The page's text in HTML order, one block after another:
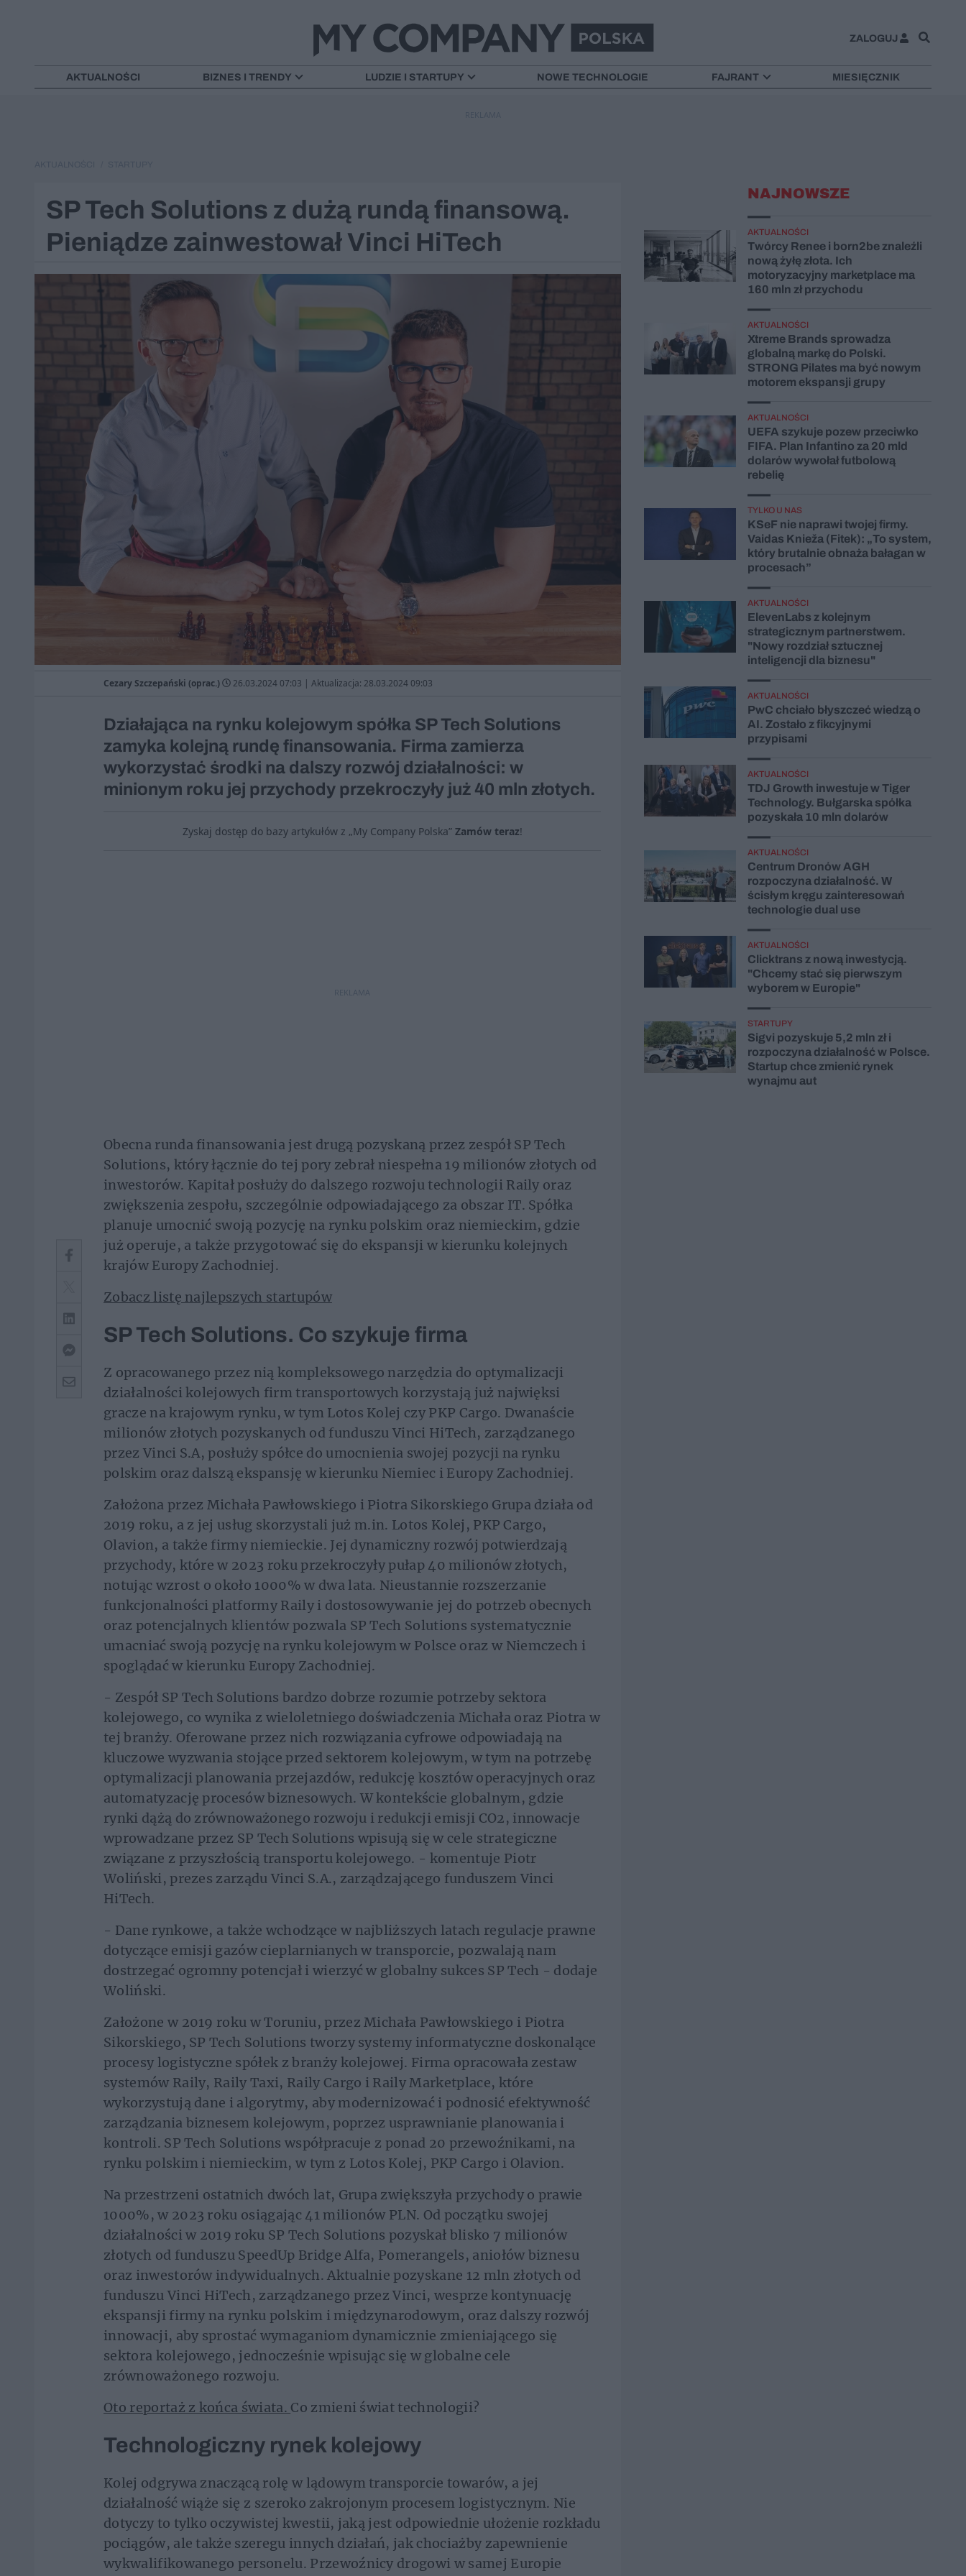
ZALOGUJ
AKTUALNOŚCI BIZNES I TRENDY LUDZIE I STARTUPY NOWE TECHNOLOGIE FAJRANT MIESIĘCZNIK
SP Tech Solutions z dużą rundą finansową.
Pieniądze zainwestował Vinci HiTech
Cezary Szczepański (oprac.) 26.03.2024 07:03 | Aktualizacja: 28.03.2024 09:03
Działająca na rynku kolejowym spółka SP Tech Solutions
zamyka kolejną rundę finansowania. Firma zamierza
wykorzystać środki na dalszy rozwój działalności: w
minionym roku jej przychody przekroczyły już 40 mln złotych.
Zyskaj dostęp do bazy artykułów z „My Company Polska” Zamów teraz!
REKLAMA
Obecna runda finansowania jest drugą pozyskaną przez zespół SP Tech
Solutions, który łącznie do tej pory zebrał niespełna 19 milionów złotych od
inwestorów. Kapitał posłuży do dalszego rozwoju technologii Raily oraz
zwiększenia zespołu, szczególnie odpowiadającego za obszar IT. Spółka
planuje umocnić swoją pozycję na rynku polskim oraz niemieckim, gdzie
już operuje, a także przygotować się do ekspansji w kierunku kolejnych
krajów Europy Zachodniej.
Zobacz listę najlepszych startupów
SP Tech Solutions. Co szykuje firma
Z opracowanego przez nią kompleksowego narzędzia do optymalizacji
działalności kolejowych firm transportowych korzystają już najwięksi
gracze na krajowym rynku, w tym Lotos Kolej czy PKP Cargo. Dwanaście
milionów złotych pozyskanych od funduszu Vinci HiTech, zarządzanego
przez Vinci S.A, posłuży spółce do umocnienia swojej pozycji na rynku
polskim oraz dalszą ekspansję w kierunku Niemiec i Europy Zachodniej.
Założona przez Michała Pawłowskiego i Piotra Sikorskiego Grupa działa od
2019 roku, a z jej usług skorzystali już m.in. Lotos Kolej, PKP Cargo,
Olavion, a także firmy niemieckie. Jej dynamiczny rozwój potwierdzają
przychody, które w 2023 roku przekroczyły pułap 40 milionów złotych,
notując wzrost o około 1000% w dwa lata. Nieustannie rozszerzanie
funkcjonalności platformy Raily i dostosowywanie jej do potrzeb obecnych
oraz potencjalnych klientów pozwala SP Tech Solutions systematycznie
umacniać swoją pozycję na rynku kolejowym w Polsce oraz w Niemczech i
spoglądać w kierunku Europy Zachodniej.
- Zespół SP Tech Solutions bardzo dobrze rozumie potrzeby sektora
kolejowego, co wynika z wieloletniego doświadczenia Michała oraz Piotra w
tej branży. Oferowane przez nich rozwiązania cyfrowe odpowiadają na
kluczowe wyzwania stojące przed sektorem kolejowym, w tym na potrzebę
optymalizacji planowania przejazdów, redukcję kosztów operacyjnych oraz
automatyzację procesów biznesowych. W kontekście globalnym, gdzie
rynki dążą do zrównoważonego rozwoju i redukcji emisji CO2, innowacje
wprowadzane przez SP Tech Solutions wpisują się w cele strategiczne
związane z przyszłością transportu kolejowego. - komentuje Piotr
Woliński, prezes zarządu Vinci S.A., zarządzającego funduszem Vinci
HiTech.
- Dane rynkowe, a także wchodzące w najbliższych latach regulacje prawne
dotyczące emisji gazów cieplarnianych w transporcie, pozwalają nam
dostrzegać ogromny potencjał i wierzyć w globalny sukces SP Tech - dodaje
Woliński.
Założone w 2019 roku w Toruniu, przez Michała Pawłowskiego i Piotra
Sikorskiego, SP Tech Solutions tworzy systemy informatyczne doskonalące
procesy logistyczne spółek z branży kolejowej. Firma opracowała zestaw
systemów Raily, Raily Taxi, Raily Cargo i Raily Marketplace, które
wykorzystują dane i algorytmy, aby modernizować i podnosić efektywność
zarządzania biznesem kolejowym, poprzez usprawnianie planowania i
kontroli. SP Tech Solutions współpracuje z ponad 20 przewoźnikami, na
rynku polskim i niemieckim, w tym z Lotos Kolej, PKP Cargo i Olavion.
Na przestrzeni ostatnich dwóch lat, Grupa zwiększyła przychody o prawie
1000%, w 2023 roku osiągając 41 milionów PLN. Od początku swojej
działalności w 2019 roku SP Tech Solutions pozyskał blisko 7 milionów
złotych od funduszu SpeedUp Bridge Alfa, Pomerangels, aniołów biznesu
oraz inwestorów indywidualnych. Aktualnie pozyskane 12 mln złotych od
funduszu Vinci HiTech, zarządzanego przez Vinci, wesprze kontynuację
ekspansji firmy na rynku polskim i międzynarodowym, oraz dalszy rozwój
innowacji, aby sprostać wymaganiom dynamicznie zmieniającego się
sektora kolejowego, jednocześnie wpisując się w globalne cele
zrównoważonego rozwoju.
Oto reportaż z końca świata. Co zmieni świat technologii?
Technologiczny rynek kolejowy
Kolej odgrywa znaczącą rolę w lądowym transporcie towarów, a jej
działalność wiąże się z szeroko zakrojonym procesem logistycznym. Nie
dotyczy to tylko oczywistej kwestii, jaką jest odpowiednie ułożenie rozkładu
pociągów, ale także szeregu innych działań, jak chociażby zapewnienie
wykwalifikowanego personelu. Przewoźnicy drogowi w samej Europie
NAJNOWSZE
AKTUALNOŚCI
Twórcy Renee i born2be znaleźli
nową żyłę złota. Ich
motoryzacyjny marketplace ma
160 mln zł przychodu
AKTUALNOŚCI
Xtreme Brands sprowadza
globalną markę do Polski.
STRONG Pilates ma być nowym
motorem ekspansji grupy
AKTUALNOŚCI
UEFA szykuje pozew przeciwko
FIFA. Plan Infantino za 20 mld
dolarów wywołał futbolową
rebelię
TYLKO U NAS
KSeF nie naprawi twojej firmy.
Vaidas Knieža (Fitek): „To system,
który brutalnie obnaża bałagan w
procesach”
AKTUALNOŚCI
ElevenLabs z kolejnym
strategicznym partnerstwem.
"Nowy rozdział sztucznej
inteligencji dla biznesu"
AKTUALNOŚCI
PwC chciało błyszczeć wiedzą o
AI. Zostało z fikcyjnymi
przypisami
AKTUALNOŚCI
TDJ Growth inwestuje w Tiger
Technology. Bułgarska spółka
pozyskała 10 mln dolarów
AKTUALNOŚCI
Centrum Dronów AGH
rozpoczyna działalność. W
ścisłym kręgu zainteresowań
technologie dual use
AKTUALNOŚCI
Clicktrans z nową inwestycją.
"Chcemy stać się pierwszym
wyborem w Europie"
STARTUPY
Sigvi pozyskuje 5,2 mln zł i
rozpoczyna działalność w Polsce.
Startup chce zmienić rynek
wynajmu aut